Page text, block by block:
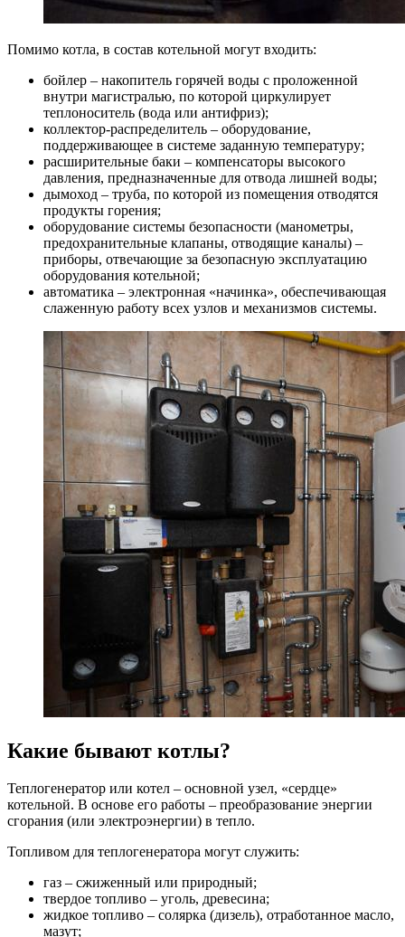
Помимо котла, в состав котельной могут входить:
бойлер – накопитель горячей воды с проложенной
внутри магистралью, по которой циркулирует
теплоноситель (вода или антифриз);
коллектор-распределитель – оборудование,
поддерживающее в системе заданную температуру;
расширительные баки – компенсаторы высокого
давления, предназначенные для отвода лишней воды;
дымоход – труба, по которой из помещения отводятся
продукты горения;
оборудование системы безопасности (манометры,
предохранительные клапаны, отводящие каналы) –
приборы, отвечающие за безопасную эксплуатацию
оборудования котельной;
автоматика – электронная «начинка», обеспечивающая
слаженную работу всех узлов и механизмов системы.
Какие бывают котлы?
Теплогенератор или котел – основной узел, «сердце»
котельной. В основе его работы – преобразование энергии
сгорания (или электроэнергии) в тепло.
Топливом для теплогенератора могут служить:
газ – сжиженный или природный;
твердое топливо – уголь, древесина;
жидкое топливо – солярка (дизель), отработанное масло,
мазут;